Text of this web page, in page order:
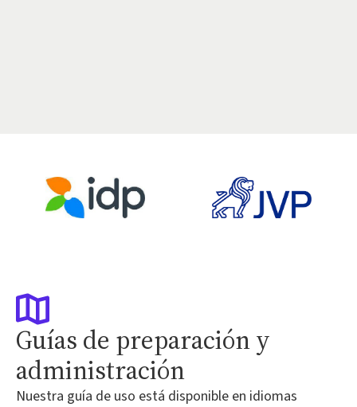
Guías de preparación y
administración
Nuestra guía de uso está disponible en idiomas